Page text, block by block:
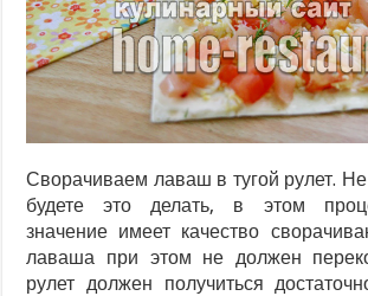
Сворачиваем лаваш в тугой рулет.
будете это делать, в этом
значение имеет качество
лаваша при этом не должен
рулет должен получиться